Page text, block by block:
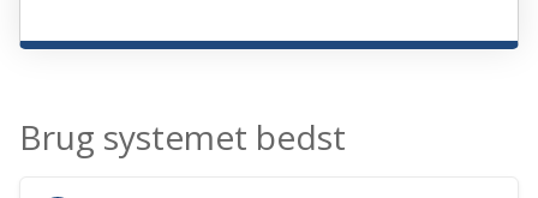
Brug systemet bedst